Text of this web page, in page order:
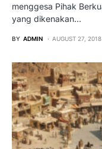
menggesa Pihak
yang dikenakan…
BY ADMIN AUGUST 27, 2018